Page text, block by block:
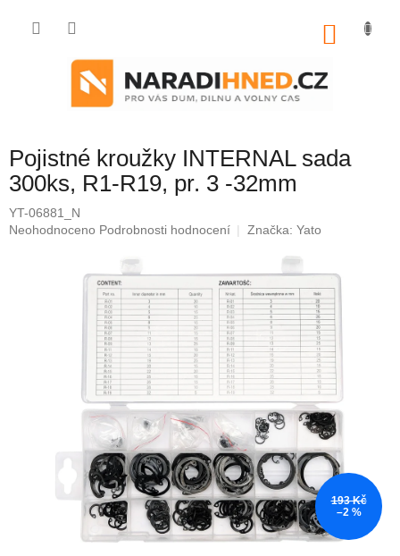
Pojistné kroužky INTERNAL sada
300ks, R1-R19, pr. 3 -32mm
YT-06881_N
Průměrné
Neohodnoceno Podrobnosti hodnocení Značka: Yato
193 Kč
–2 %